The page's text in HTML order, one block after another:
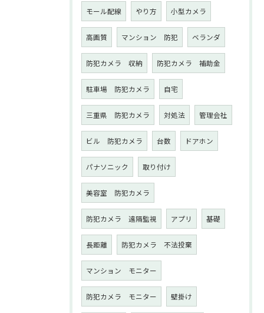
モール配線 やり方 小型カメラ
高画質 マンション 防犯 ベランダ
防犯カメラ 収納 防犯カメラ 補助金
駐車場 防犯カメラ 自宅
三重県 防犯カメラ 対処法 管理会社
ビル 防犯カメラ 台数 ドアホン
パナソニック 取り付け
美容室 防犯カメラ
防犯カメラ 遠隔監視 アプリ 基礎
長距離 防犯カメラ 不法投棄
マンション モニター
防犯カメラ モニター 壁掛け